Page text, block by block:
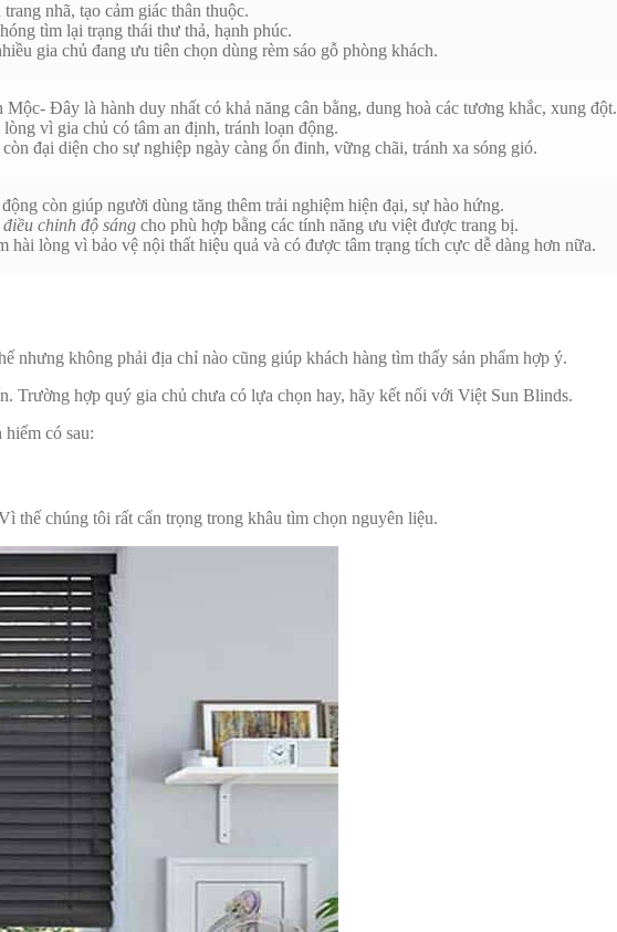
nhã, tạo cảm giác thân thuộc.
tìm lại trạng thái thư thả, hạnh phúc.
gia chủ đang ưu tiên chọn dùng rèm sáo gỗ phòng khách.
Mộc- Đây là hành duy nhất có khả năng cân bằng, dung hoà các tương khắc, xung đột.
vì gia chủ có tâm an định, tránh loạn động.
đại diện cho sự nghiệp ngày càng ổn đinh, vững chãi, tránh xa sóng gió.
còn giúp người dùng tăng thêm trải nghiệm hiện đại, sự hào hứng.
điều chỉnh độ sáng cho phù hợp bằng các tính năng ưu việt được trang bị.
hài lòng vì bảo vệ nội thất hiệu quả và có được tâm trạng tích cực dễ dàng hơn nữa.
nhưng không phải địa chỉ nào cũng giúp khách hàng tìm thấy sản phẩm hợp ý.
Trường hợp quý gia chủ chưa có lựa chọn hay, hãy kết nối với Việt Sun Blinds.
có sau:
thế chúng tôi rất cẩn trọng trong khâu tìm chọn nguyên liệu.